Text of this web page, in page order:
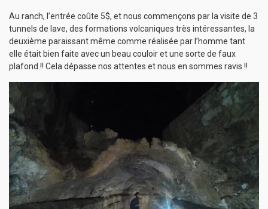
Au ranch, l’entrée coûte 5$, et nous commençons par la visite de 3
tunnels de lave, des formations volcaniques très intéressantes, la
deuxième paraissant même comme réalisée par l’homme tant
elle était bien faite avec un beau couloir et une sorte de faux
plafond !! Cela dépasse nos attentes et nous en sommes ravis !!